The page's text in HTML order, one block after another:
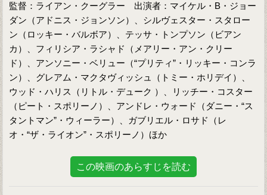
監督：ライアン・クーグラー 出演者：マイケル・B・ジョー
ダン（アドニス・ジョンソン）、シルヴェスター・スタロー
ン（ロッキー・バルボア）、テッサ・トンプソン（ビアン
カ）、フィリシア・ラシャド（メアリー・アン・クリー
ド）、アンソニー・ベリュー（“プリティ”・リッキー・コンラ
ン）、グレアム・マクタヴィッシュ（トミー・ホリデイ）、
ウッド・ハリス（リトル・デューク ）、リッチー・コスター
（ピート・スポリーノ）、アンドレ・ウォード（ダニー・“ス
タントマン”・ウィーラー）、ガブリエル・ロサド（レ
オ・“ザ・ライオン”・スポリーノ）ほか
この映画のあらすじを読む